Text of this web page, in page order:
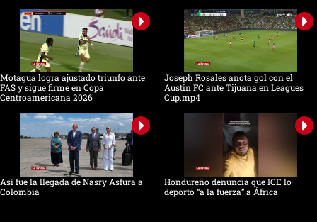
Motagua logra ajustado triunfo ante
FAS y sigue firme en Copa
Centroamericana 2026
Joseph Rosales anota gol con el
Austin FC ante Tijuana en Leagues
Cup.mp4
Así fue la llegada de Nasry Asfura a
Colombia
Hondureño denuncia que ICE lo
deportó “a la fuerza” a África